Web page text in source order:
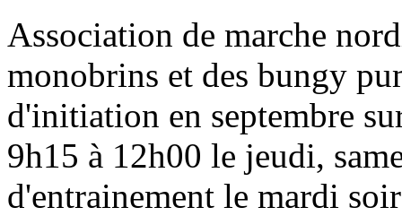
Association de marche
monobrins et des bungy
d'initiation en septembre
9h15 à 12h00 le jeudi,
d'entrainement le mardi